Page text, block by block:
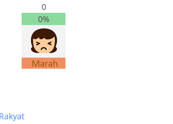
0
0%